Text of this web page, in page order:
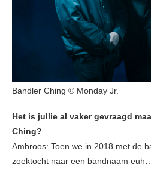
Bandler Ching © Monday Jr.
Het is jullie al vaker gevraagd
Ching?
Ambroos: Toen we in 2018 met de
zoektocht naar een bandnaam